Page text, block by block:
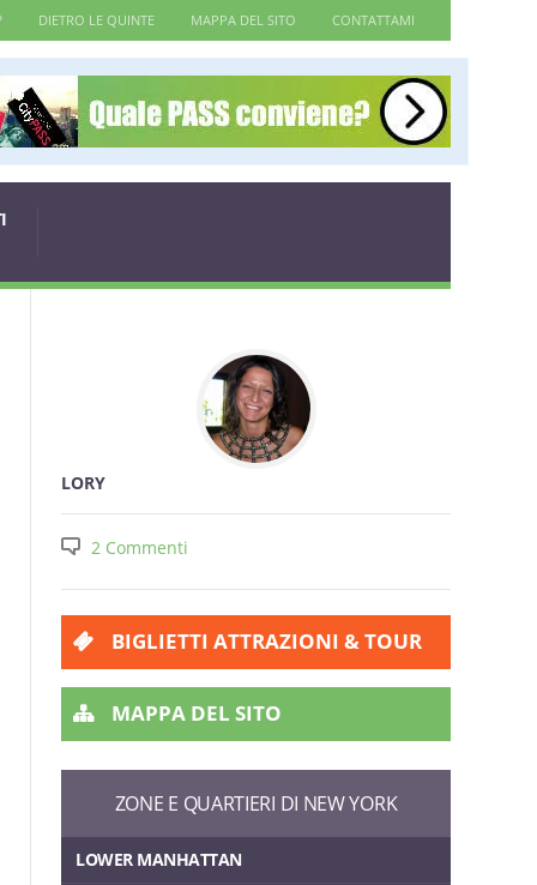
DIETRO LE QUINTE MAPPA DEL SITO CONTATTAMI
LORY
2 Commenti
BIGLIETTI ATTRAZIONI & TOUR
MAPPA DEL SITO
ZONE E QUARTIERI DI NEW YORK
LOWER MANHATTAN